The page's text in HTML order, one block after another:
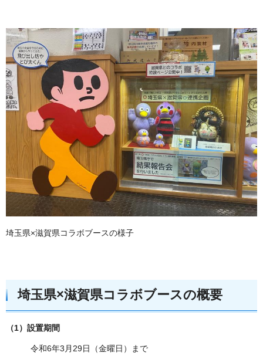
埼玉県×滋賀県コラボブースの様子
埼玉県×滋賀県コラボブースの概要
（1）設置期間
令和6年3月29日（金曜日）まで